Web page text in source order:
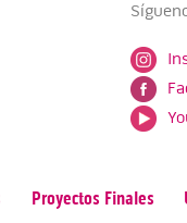
Proyectos Finales